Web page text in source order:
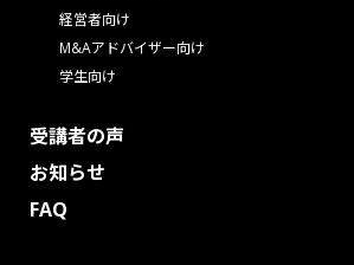
経営者向け
M&Aアドバイザー向け
学生向け
受講者の声
お知らせ
FAQ